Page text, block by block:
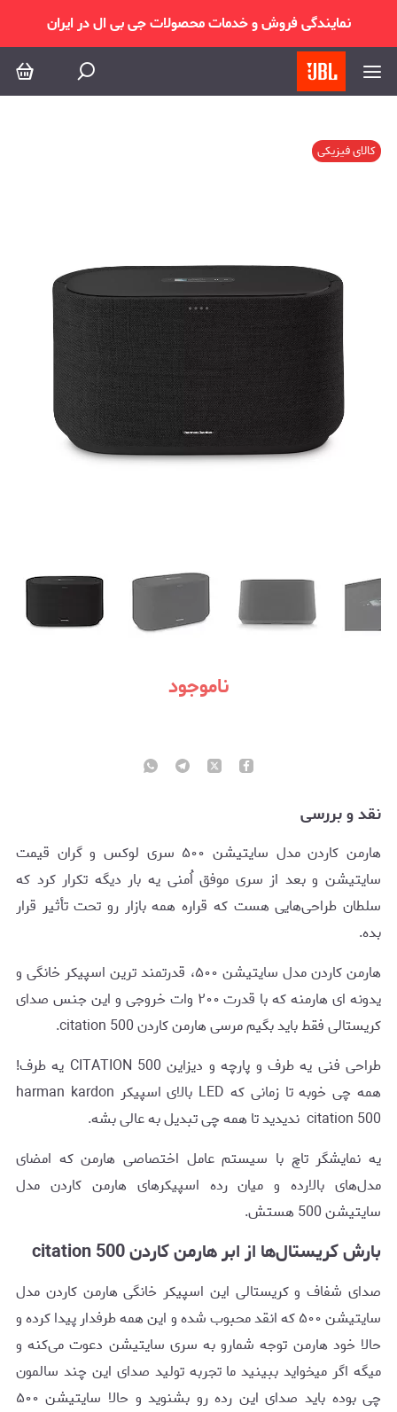
نمایندگی فروش و خدمات محصولات جی بی ال در ایران
کالای فیزیکی
ناموجود
نقد و بررسی
هارمن کاردن مدل سایتیشن ۵۰۰ سری لوکس و گران قیمت
سایتیشن و بعد از سری موفق اُمنی یه بار دیگه تکرار کرد که
سلطان طراحی‌هایی هست که قراره همه بازار رو تحت تأثیر قرار
بده.
هارمن کاردن مدل سایتیشن ۵۰۰، قدرتمند ترین اسپیکر خانگی و
یدونه ای هارمنه که با قدرت ۲۰۰ وات خروجی و این جنس صدای
کریستالی فقط باید بگیم مرسی هارمن کاردن citation 500.
طراحی فنی یه طرف و پارچه و دیزاین CITATION 500 یه طرف!
همه چی خوبه تا زمانی که LED بالای اسپیکر harman kardon
citation 500 ندیدید تا همه چی تبدیل به عالی بشه.
یه نمایشگر تاچ با سیستم عامل اختصاصی هارمن که امضای
مدل‌های بالارده و میان رده اسپیکرهای هارمن کاردن مدل
سایتیشن 500 هستش‌.
بارش کریستال‌ها از ابر هارمن کاردن citation 500
صدای شفاف و کریستالی این اسپیکر خانگی هارمن کاردن مدل
سایتیشن ۵۰۰ که انقد محبوب شده و این همه طرفدار پیدا کرده و
حالا خود هارمن توجه شمارو به سری سایتیشن دعوت می‌کنه و
میگه اگر میخواید ببینید ما تجربه تولید صدای این چند سالمون
چی بوده باید صدای این رده رو بشنوید و حالا سایتیشن ۵۰۰